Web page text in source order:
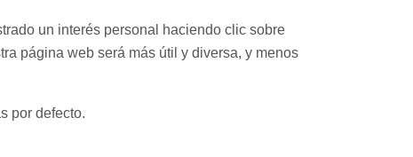
un interés personal haciendo clic sobre
página web será más útil y diversa, y menos
por defecto.